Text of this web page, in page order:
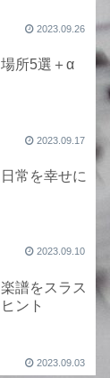
2023.09.26
所5選＋α
2023.09.17
常を幸せに
2023.09.10
譜をスラス
ント
2023.09.03